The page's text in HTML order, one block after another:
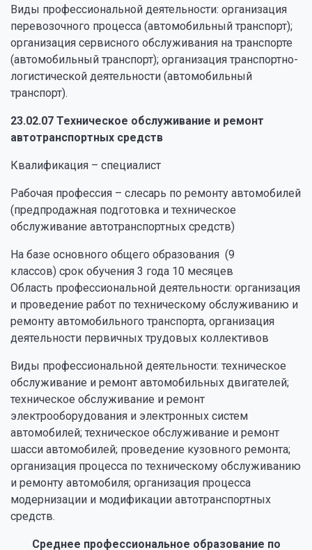
Виды профессиональной деятельности: организация
перевозочного процесса (автомобильный транспорт);
организация сервисного обслуживания на транспорте
(автомобильный транспорт); организация транспортно-
логистической деятельности (автомобильный
транспорт).
23.02.07 Техническое обслуживание и ремонт
автотранспортных средств
Квалификация – специалист
Рабочая профессия – слесарь по ремонту автомобилей
(предпродажная подготовка и техническое
обслуживание автотранспортных средств)
На базе основного общего образования (9
классов) срок обучения 3 года 10 месяцев
Область профессиональной деятельности: организация
и проведение работ по техническому обслуживанию и
ремонту автомобильного транспорта, организация
деятельности первичных трудовых коллективов
Виды профессиональной деятельности: техническое
обслуживание и ремонт автомобильных двигателей;
техническое обслуживание и ремонт
электрооборудования и электронных систем
автомобилей; техническое обслуживание и ремонт
шасси автомобилей; проведение кузовного ремонта;
организация процесса по техническому обслуживанию
и ремонту автомобиля; организация процесса
модернизации и модификации автотранспортных
средств.
Среднее профессиональное образование по